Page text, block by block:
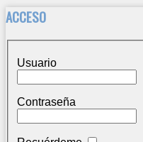
ACCESO
Usuario
Contraseña